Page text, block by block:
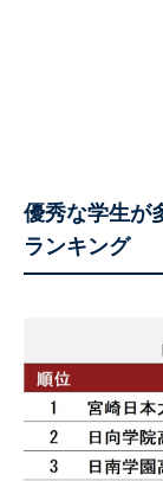
優秀な学生が
ランキング